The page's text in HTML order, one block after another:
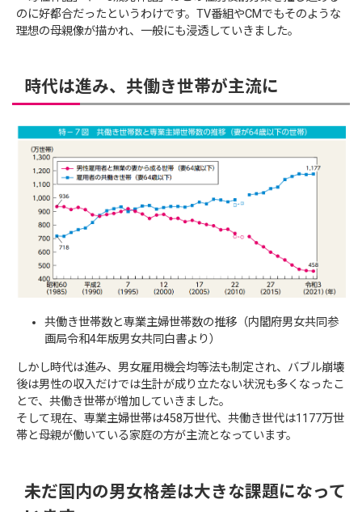
のに好都合だったというわけです。TV番組やCMでもそのような
理想の母親像が描かれ、一般にも浸透していきました。
時代は進み、共働き世帯が主流に
共働き世帯数と専業主婦世帯数の推移（内閣府男女共同参
画局令和4年版男女共同白書より）
しかし時代は進み、男女雇用機会均等法も制定され、バブル崩壊
後は男性の収入だけでは生計が成り立たない状況も多くなったこ
とで、共働き世帯が増加していきました。
そして現在、専業主婦世帯は458万世代、共働き世代は1177万世
帯と母親が働いている家庭の方が主流となっています。
未だ国内の男女格差は大きな課題になって